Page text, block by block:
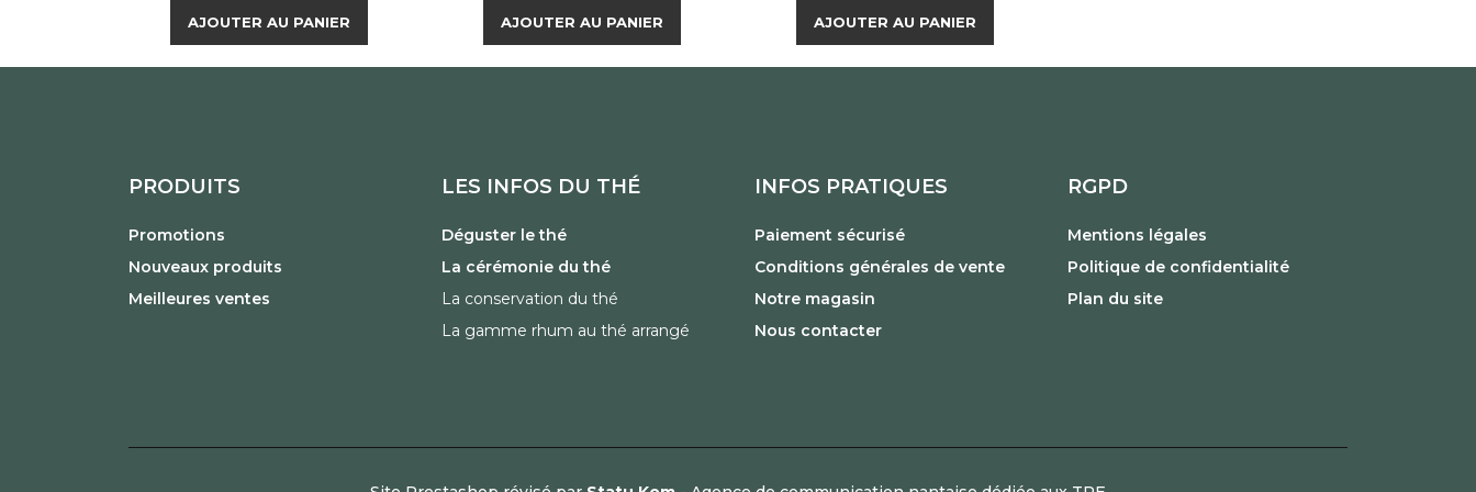
AJOUTER AU PANIER AJOUTER AU PANIER AJOUTER AU PANIER
PRODUITS
Promotions
Nouveaux produits
Meilleures ventes
LES INFOS DU THÉ
Déguster le thé
La cérémonie du thé
La conservation du thé
La gamme rhum au thé arrangé
INFOS PRATIQUES
Paiement sécurisé
Conditions générales de vente
Notre magasin
Nous contacter
RGPD
Mentions légales
Politique de confidentialité
Plan du site